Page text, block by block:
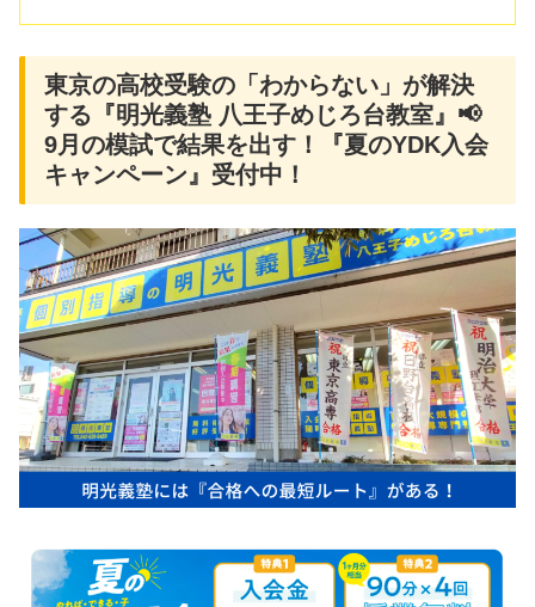
東京の高校受験の「わからない」が解決
する『明光義塾 八王子めじろ台教室』📢
9月の模試で結果を出す！『夏のYDK入会
キャンペーン』受付中！